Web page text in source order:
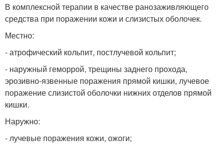
В комплексной терапии в качестве ранозаживляющего
средства при поражении кожи и слизистых оболочек.
Местно:
- атрофический кольпит, постлучевой кольпит;
- наружный геморрой, трещины заднего прохода,
эрозивно-язвенные поражения прямой кишки, лучевое
поражение слизистой оболочки нижних отделов прямой
кишки.
Наружно:
- лучевые поражения кожи, ожоги;